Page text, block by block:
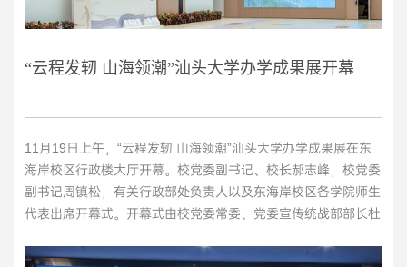
“云程发轫 山海领潮”汕头大学办学成果展开幕
11月19日上午，“云程发轫 山海领潮”汕头大学办学成果展在东
海岸校区行政楼大厅开幕。校党委副书记、校长郝志峰，校党委
副书记周镇松，有关行政部处负责人以及东海岸校区各学院师生
代表出席开幕式。开幕式由校党委常委、党委宣传统战部部长杜
中一路砥砺前行，留下了一串串坚实且光辉的足迹。他强调，随